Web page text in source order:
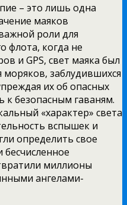
– это лишь одна
маяков
роли для
флота, когда не
и GPS, свет маяка был
заблудившихся
их об опасных
к безопасным гаваням.
«характер» света
вспышек и
определить свое
миллионы
ангелами-